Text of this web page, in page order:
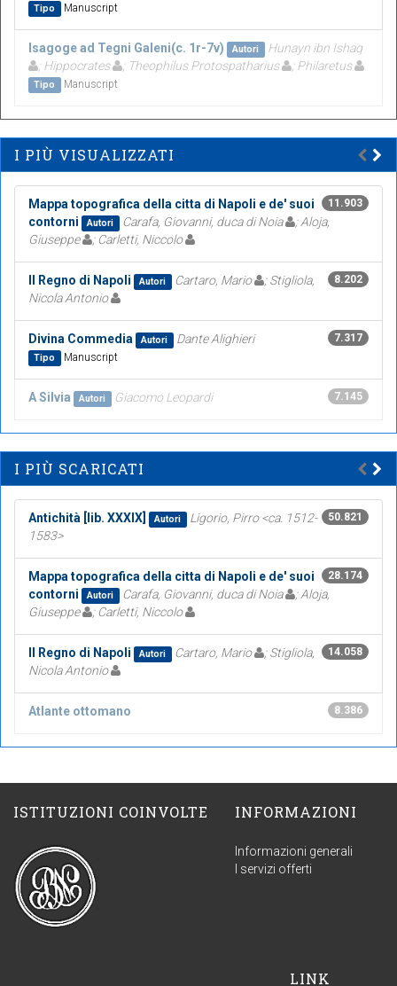
Tipo Manuscript
Isagoge ad Tegni Galeni(c. 1r-7v) Autori
Hunayn ibn Ishaq
; Hippocrates
; Theophilus Protospatharius ; Philaretus
Tipo Manuscript
I PIÙ VISUALIZZATI
11.903
Mappa topografica della citta di Napoli e de' suoi
contorni
Autori Carafa, Giovanni, duca di Noia
; Aloja,
Giuseppe
; Carletti, Niccolo
8.202
Il Regno di Napoli Autori Cartaro, Mario
; Stigliola,
Nicola Antonio
7.317
Divina Commedia Autori Dante Alighieri
Tipo Manuscript
7.145
A Silvia Autori Giacomo Leopardi
I PIÙ SCARICATI
50.821
Antichità [lib. XXXIX] Autori
Ligorio, Pirro <ca. 1512-
1583>
28.174
Mappa topografica della citta di Napoli e de' suoi
contorni
Autori Carafa, Giovanni, duca di Noia
; Aloja,
Giuseppe
; Carletti, Niccolo
14.058
Il Regno di Napoli Autori Cartaro, Mario
; Stigliola,
Nicola Antonio
8.386
Atlante ottomano
ISTITUZIONI COINVOLTE INFORMAZIONI
Informazioni generali
I servizi offerti
LINK